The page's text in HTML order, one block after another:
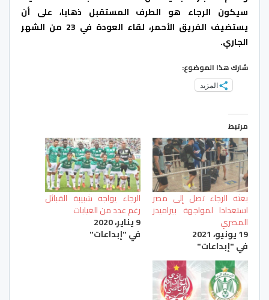
سيكون الرجاء هو الطرف المستقبل ذهابا، على أن
يستضيف الفريق الأحمر، لقاء العودة في 23 من الشهر
الجاري.
شارك هذا الموضوع:
المزيد
مرتبط
بعثة الرجاء تصل إلى مصر
استعدادا لمواجهة بيراميدز
المصري
19 يونيو، 2021
في "إبداعات"
الرجاء يواجه شبيبة القبائل
رغم عدد من الغيابات
9 يناير، 2020
في "إبداعات"